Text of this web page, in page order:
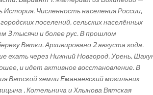
Численность населения России,
поселений, сельских населённых
3 тысячи и более рус. В прошлом
Вятки. Архивировано 2 августа года.
ехать через Нижний Новгород, Урень,
и идет активное восстановление. В
Вятской земли Еманаевский могильник
, Котельнича и Хлынова Вятская